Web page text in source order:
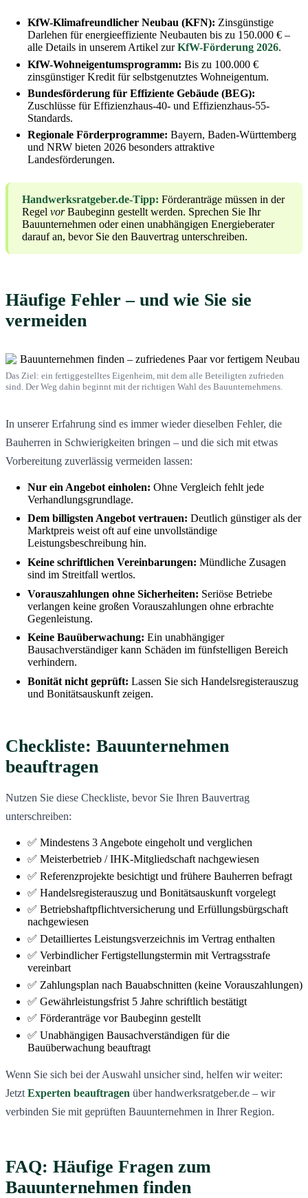
KfW-Klimafreundlicher Neubau (KFN): Zinsgünstige
Darlehen für energieeffiziente Neubauten bis zu 150.000 € –
alle Details in unserem Artikel zurKfW-Förderung 2026.
KfW-Wohneigentumsprogramm: Bis zu 100.000 €
zinsgünstiger Kredit für selbstgenutztes Wohneigentum.
Bundesförderung für Effiziente Gebäude (BEG):
Zuschlüsse für Effizienzhaus-40- und Effizienzhaus-55-
Standards.
Regionale Förderprogramme: Bayern, Baden-Württemberg
und NRW bieten 2026 besonders attraktive
Landesförderungen.
Handwerksratgeber.de-Tipp: Förderanträge müssen in der
Regel vorBaubeginn gestellt werden. Sprechen Sie Ihr
Bauunternehmen oder einen unabhängigen Energieberater
darauf an, bevor Sie den Bauvertrag unterschreiben.
Häufige Fehler – und wie Sie sie
vermeiden
Das Ziel: ein fertiggestelltes Eigenheim, mit dem alle Beteiligten zufrieden
sind. Der Weg dahin beginnt mit der richtigen Wahl des Bauunternehmens.
In unserer Erfahrung sind es immer wieder dieselben Fehler, die
Bauherren in Schwierigkeiten bringen – und die sich mit etwas
Vorbereitung zuverlässig vermeiden lassen:
Nur ein Angebot einholen: Ohne Vergleich fehlt jede
Verhandlungsgrundlage.
Dem billigsten Angebot vertrauen: Deutlich günstiger als der
Marktpreis weist oft auf eine unvollständige
Leistungsbeschreibung hin.
Keine schriftlichen Vereinbarungen: Mündliche Zusagen
sind im Streitfall wertlos.
Vorauszahlungen ohne Sicherheiten: Seriöse Betriebe
verlangen keine großen Vorauszahlungen ohne erbrachte
Gegenleistung.
Keine Bauüberwachung: Ein unabhängiger
Bausachverständiger kann Schäden im fünfstelligen Bereich
verhindern.
Bonität nicht geprüft: Lassen Sie sich Handelsregisterauszug
und Bonitätsauskunft zeigen.
Checkliste: Bauunternehmen
beauftragen
Nutzen Sie diese Checkliste, bevor Sie Ihren Bauvertrag
unterschreiben:
✅ Mindestens 3 Angebote eingeholt und verglichen
✅ Meisterbetrieb / IHK-Mitgliedschaft nachgewiesen
✅ Referenzprojekte besichtigt und frühere Bauherren befragt
✅ Handelsregisterauszug und Bonitätsauskunft vorgelegt
✅ Betriebshaftpflichtversicherung und Erfüllungsbürgschaft
nachgewiesen
✅ Detailliertes Leistungsverzeichnis im Vertrag enthalten
✅ Verbindlicher Fertigstellungstermin mit Vertragsstrafe
vereinbart
✅ Zahlungsplan nach Bauabschnitten (keine Vorauszahlungen)
✅ Gewährleistungsfrist 5 Jahre schriftlich bestätigt
✅ Förderanträge vor Baubeginn gestellt
✅ Unabhängigen Bausachverständigen für die
Bauüberwachung beauftragt
Wenn Sie sich bei der Auswahl unsicher sind, helfen wir weiter:
Jetzt Experten beauftragen über handwerksratgeber.de – wir
verbinden Sie mit geprüften Bauunternehmen in Ihrer Region.
FAQ: Häufige Fragen zum
Bauunternehmen finden